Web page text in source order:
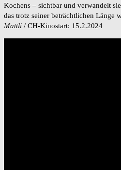
Kochens – sichtbar und verwandelt
das trotz seiner beträchtlichen Länge
Mattli / CH-Kinostart: 15.2.2024